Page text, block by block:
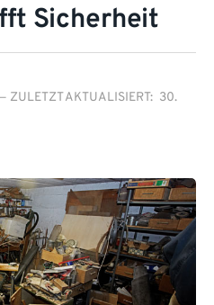
Sicherheit
ZULETZT AKTUALISIERT: 30.